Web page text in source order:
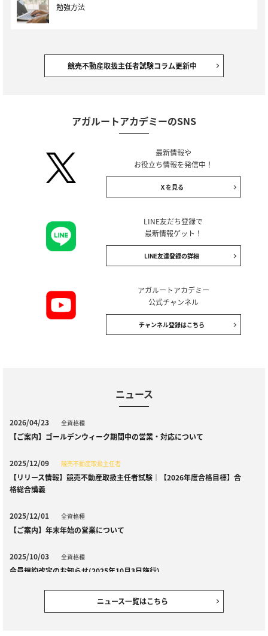
勉強方法
競売不動産取扱主任者試験コラム更新中
アガルートアカデミーのSNS
最新情報や
お役立ち情報を発信中！
Ｘを見る
LINE友だち登録で
最新情報ゲット！
LINE友達登録の詳細
アガルートアカデミー
公式チャンネル
チャンネル登録はこちら
ニュース
2026/04/23 全資格種
【ご案内】ゴールデンウィーク期間中の営業・対応について
2025/12/09 競売不動産取扱主任者
【リリース情報】競売不動産取扱主任者試験｜【2026年度合格目標】合
格総合講義
2025/12/01 全資格種
【ご案内】年末年始の営業について
2025/10/03 全資格種
会員規約改定のお知らせ(2025年10月3日施行)
競売不動産取扱主任者
【セール情報】期間限定10％OFF！競売不動産取扱主任者試験｜ アウト
ニュース一覧はこちら